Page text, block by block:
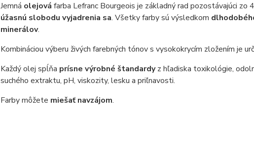
Jemná olejová farba Lefranc Bourgeois je základný rad pozostávajúci
úžasnú slobodu vyjadrenia sa. Všetky farby sú výsledkom
minerálov.
Kombináciou výberu živých farebných tónov s vysokokrycím zložením je
Každý olej spĺňa prísne výrobné štandardyz hľadiska toxikológie,
suchého extraktu, pH, viskozity, lesku a priľnavosti.
Farby môžete miešať navzájom.